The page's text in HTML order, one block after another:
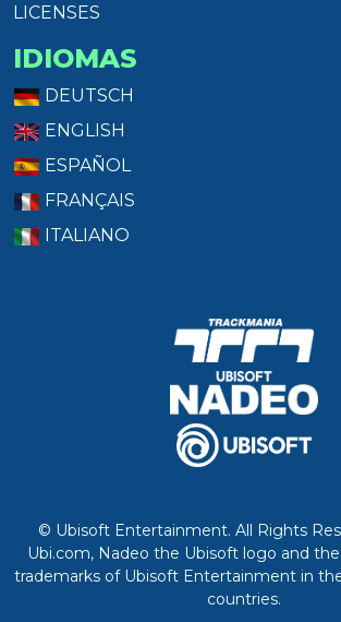
LICENSES
IDIOMAS
DEUTSCH
ENGLISH
ESPAÑOL
FRANÇAIS
ITALIANO
© Ubisoft Entertainment. All Rights
Ubi.com, Nadeo the Ubisoft logo and
trademarks of Ubisoft Entertainment in
countries.